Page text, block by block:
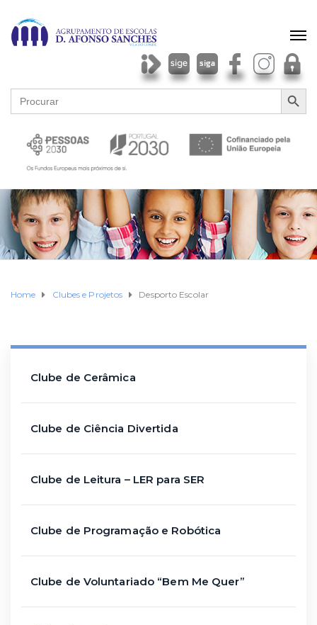
Search
for:
SEARCH
Home Clubes e Projetos Desporto Escolar
Clube de Cerâmica
Clube de Ciência Divertida
Clube de Leitura – LER para SER
Clube de Programação e Robótica
Clube de Voluntariado “Bem Me Quer”